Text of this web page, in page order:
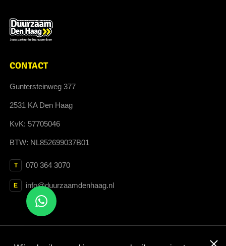
CONTACT
Guntersteinweg 377
2531 KA Den Haag
KvK: 57705046
BTW: NL852699037B01
T 070 364 3070
E info@duurzaamdenhaag.nl